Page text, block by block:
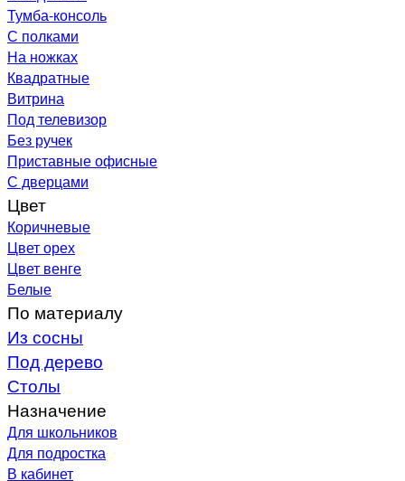
Тумба-консоль
С полками
На ножках
Квадратные
Витрина
Под телевизор
Без ручек
Приставные офисные
С дверцами
Цвет
Коричневые
Цвет орех
Цвет венге
Белые
По материалу
Из сосны
Под дерево
Столы
Назначение
Для школьников
Для подростка
В кабинет